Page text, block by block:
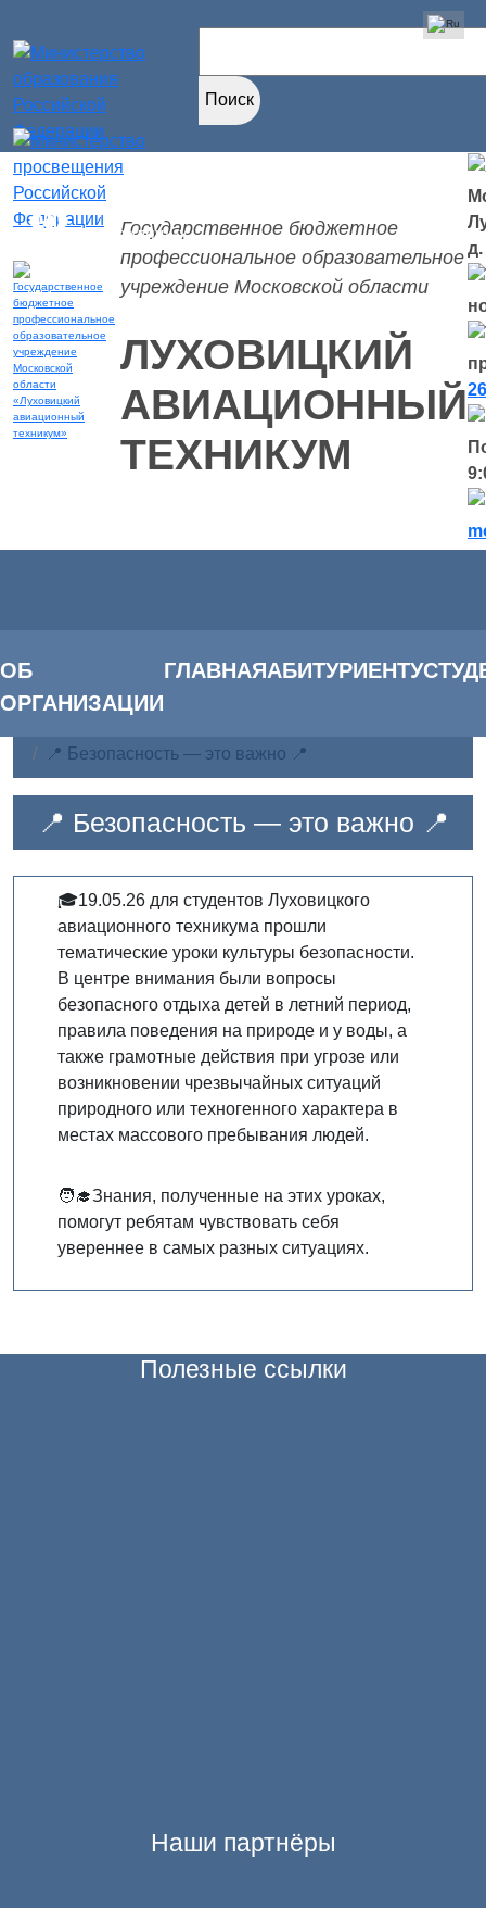
слабовидящих
Государственное бюджетное
профессиональное образовательное
учреждение Московской области
ЛУХОВИЦКИЙ
АВИАЦИОННЫЙ
ТЕХНИКУМ
д.
ОБ
ОРГАНИЗАЦИИ
ГЛАВНАЯАБИТУРИЕНТУ
📍 Безопасность — это важно 📍
📍 Безопасность — это важно 📍
🎓19.05.26 для студентов Луховицкого
авиационного техникума прошли
тематические уроки культуры безопасности.
В центре внимания были вопросы
безопасного отдыха детей в летний период,
правила поведения на природе и у воды, а
также грамотные действия при угрозе или
возникновении чрезвычайных ситуаций
природного или техногенного характера в
местах массового пребывания людей.
🧑‍🎓Знания, полученные на этих уроках,
помогут ребятам чувствовать себя
увереннее в самых разных ситуациях.
Полезные ссылки
Наши партнёры